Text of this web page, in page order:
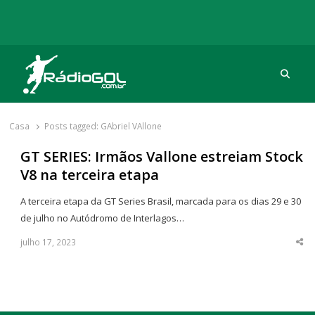
Rádio Gol
Há mais de 20 anos com as melhores coberturas
Casa Posts tagged: GAbriel VAllone
GT SERIES: Irmãos Vallone estreiam Stock
V8 na terceira etapa
A terceira etapa da GT Series Brasil, marcada para os dias 29 e 30
de julho no Autódromo de Interlagos…
julho 17, 2023